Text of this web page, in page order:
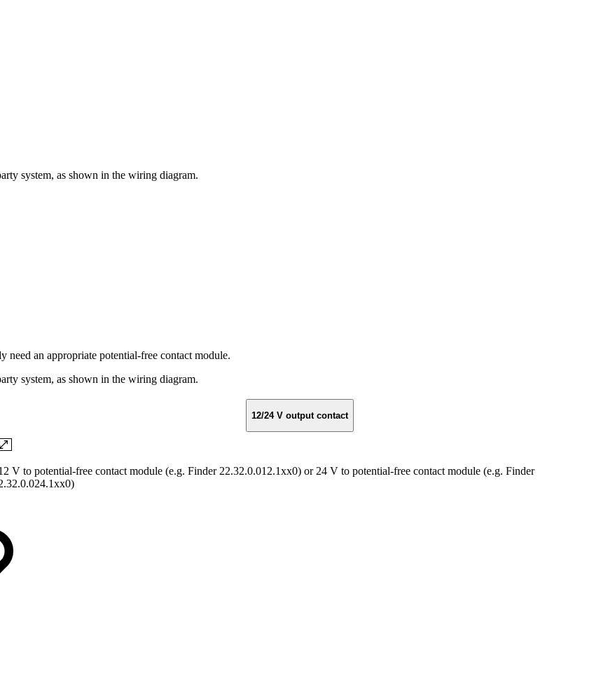
system, as shown in the wiring diagram.
an appropriate potential-free contact module.
system, as shown in the wiring diagram.
12/24 V output contact
V to potential-free contact module (e.g. Finder 22.32.0.012.1xx0) or 24 V to potential-free contact module (e.g. Finder